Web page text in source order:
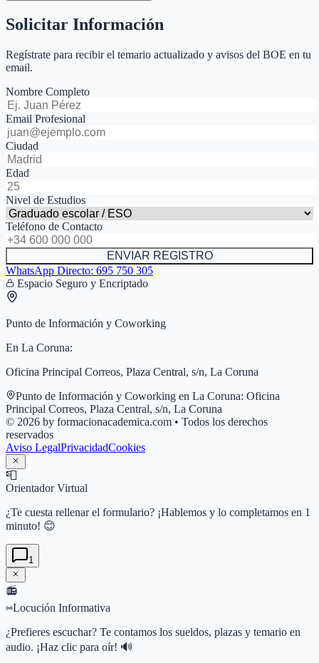
Solicitar Información
Regístrate para recibir el temario actualizado y avisos del BOE en tu
email.
Nombre Completo
Email Profesional
Ciudad
Edad
Nivel de Estudios
Teléfono de Contacto
ENVIAR REGISTRO
WhatsApp Directo: 695 750 305
Espacio Seguro y Encriptado
Punto de Información y Coworking
En La Coruna:
Oficina Principal Correos, Plaza Central, s/n, La Coruna
Punto de Información y Coworking en La Coruna: Oficina
Principal Correos, Plaza Central, s/n, La Coruna
© 2026 by formacionacademica.com • Todos los derechos
reservados
Aviso LegalPrivacidadCookies
📮
Orientador Virtual
¿Te cuesta rellenar el formulario? ¡Hablemos y lo completamos en 1
minuto! 😊
1
📻
Locución Informativa
¿Prefieres escuchar? Te contamos los sueldos, plazas y temario en
audio. ¡Haz clic para oír! 🔊